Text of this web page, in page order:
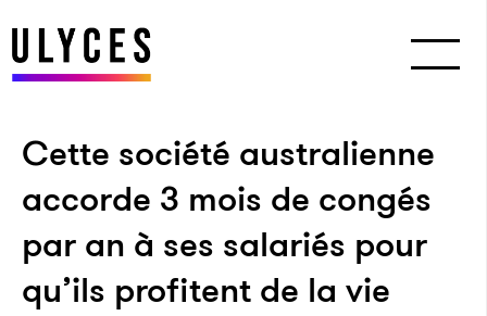
Cette société australienne
accorde 3 mois de congés
par an à ses salariés pour
qu’ils profitent de la vie